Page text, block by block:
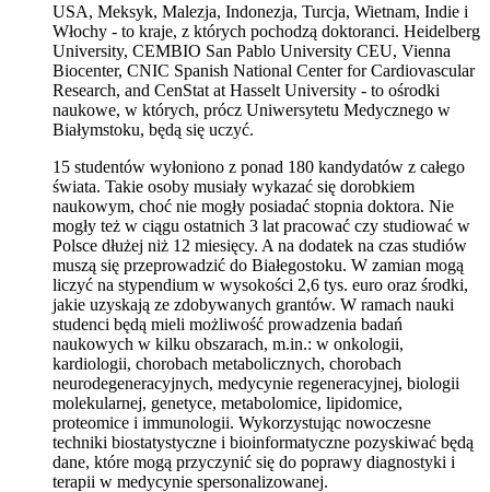
USA, Meksyk, Malezja, Indonezja, Turcja, Wietnam, Indie i
Włochy - to kraje, z których pochodzą doktoranci. Heidelberg
University, CEMBIO San Pablo University CEU, Vienna
Biocenter, CNIC Spanish National Center for Cardiovascular
Research, and CenStat at Hasselt University - to ośrodki
naukowe, w których, prócz Uniwersytetu Medycznego w
Białymstoku, będą się uczyć.
15 studentów wyłoniono z ponad 180 kandydatów z całego
świata. Takie osoby musiały wykazać się dorobkiem
naukowym, choć nie mogły posiadać stopnia doktora. Nie
mogły też w ciągu ostatnich 3 lat pracować czy studiować w
Polsce dłużej niż 12 miesięcy. A na dodatek na czas studiów
muszą się przeprowadzić do Białegostoku. W zamian mogą
liczyć na stypendium w wysokości 2,6 tys. euro oraz środki,
jakie uzyskają ze zdobywanych grantów. W ramach nauki
studenci będą mieli możliwość prowadzenia badań
naukowych w kilku obszarach, m.in.: w onkologii,
kardiologii, chorobach metabolicznych, chorobach
neurodegeneracyjnych, medycynie regeneracyjnej, biologii
molekularnej, genetyce, metabolomice, lipidomice,
proteomice i immunologii. Wykorzystując nowoczesne
techniki biostatystyczne i bioinformatyczne pozyskiwać będą
dane, które mogą przyczynić się do poprawy diagnostyki i
terapii w medycynie spersonalizowanej.